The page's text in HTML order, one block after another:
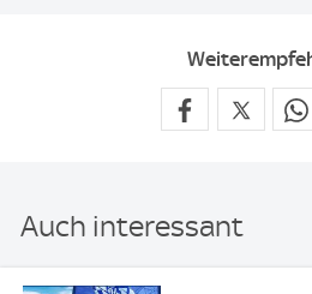
Auch interessant